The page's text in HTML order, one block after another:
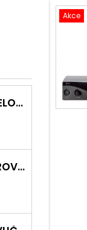
GOLDON OCELOVÉ PRSTOVÉ ČINELKY
SIRIUS KYTAROVÁ STRUNA
Akce